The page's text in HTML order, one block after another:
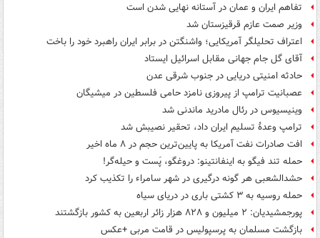
تفاهم ایران و عمان در آستانه نهایی شدن است
وزیر صمت عازم قرقیزستان شد
اعتراف تحلیلگر آمریکایی؛ واشنگتن در برابر ایران راهبرد خود را باخت
آقای گل جام جهانی مقابل اسرائیل ایستاد
حادثه امنیتی دریایی در جنوب شرقی عدن
عصبانیت ترامپ از پیروزی نامزد حامی فلسطین در میشیگان
وینیسیوس در رئال مادرید ماندنی شد
ترامپ وعدۀ تسلیم ایران داد، تحقیر نصیبش شد
افت صادرات نفت آمریکا به پایین‌ترین حجم در ۸ ماه اخیر
حمله تند فیگو به اینفانتینو: دروغگو، پَست‌ و حیله‌گر!
حشدالشعبی هر گونه درگیری در شهر سامراء را تکذیب کرد
حمله روسیه به ۳ کشتی باری در دریای سیاه
پورجمشیدیان: ۲ میلیون و ۸۲۸ هزار زائر اربعین به کشور بازگشتند
بازگشت مسلمان به پرسپولیس در قامت مربی +عکس